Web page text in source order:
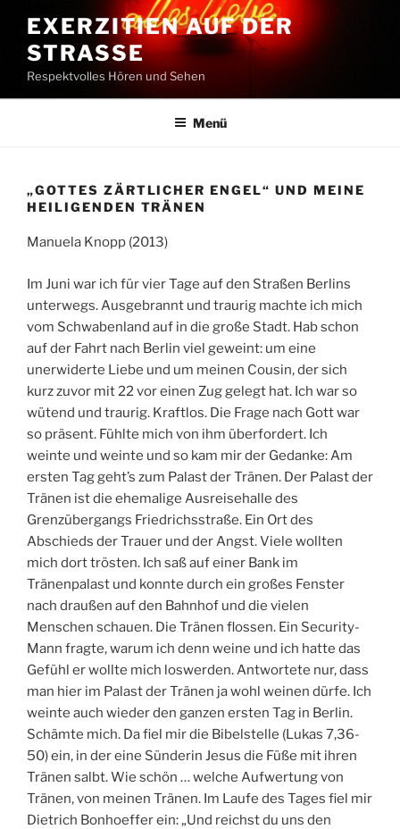
Inhalt
springen
EXERZITIEN AUF DER
STRASSE
Respektvolles Hören und Sehen
Menü
„GOTTES ZÄRTLICHER ENGEL“ UND MEINE
HEILIGENDEN TRÄNEN
Manuela Knopp (2013)
Im Juni war ich für vier Tage auf den Straßen Berlins
unterwegs. Ausgebrannt und traurig machte ich mich
vom Schwabenland auf in die große Stadt. Hab schon
auf der Fahrt nach Berlin viel geweint: um eine
unerwiderte Liebe und um meinen Cousin, der sich
kurz zuvor mit 22 vor einen Zug gelegt hat. Ich war so
wütend und traurig. Kraftlos. Die Frage nach Gott war
so präsent. Fühlte mich von ihm überfordert. Ich
weinte und weinte und so kam mir der Gedanke: Am
ersten Tag geht’s zum Palast der Tränen. Der Palast der
Tränen ist die ehemalige Ausreisehalle des
Grenzübergangs Friedrichsstraße. Ein Ort des
Abschieds der Trauer und der Angst. Viele wollten
mich dort trösten. Ich saß auf einer Bank im
Tränenpalast und konnte durch ein großes Fenster
nach draußen auf den Bahnhof und die vielen
Menschen schauen. Die Tränen flossen. Ein Security-
Mann fragte, warum ich denn weine und ich hatte das
Gefühl er wollte mich loswerden. Antwortete nur, dass
man hier im Palast der Tränen ja wohl weinen dürfe. Ich
weinte auch wieder den ganzen ersten Tag in Berlin.
Schämte mich. Da fiel mir die Bibelstelle (Lukas 7,36-
50) ein, in der eine Sünderin Jesus die Füße mit ihren
Tränen salbt. Wie schön … welche Aufwertung von
Tränen, von meinen Tränen. Im Laufe des Tages fiel mir
Dietrich Bonhoeffer ein: „Und reichst du uns den